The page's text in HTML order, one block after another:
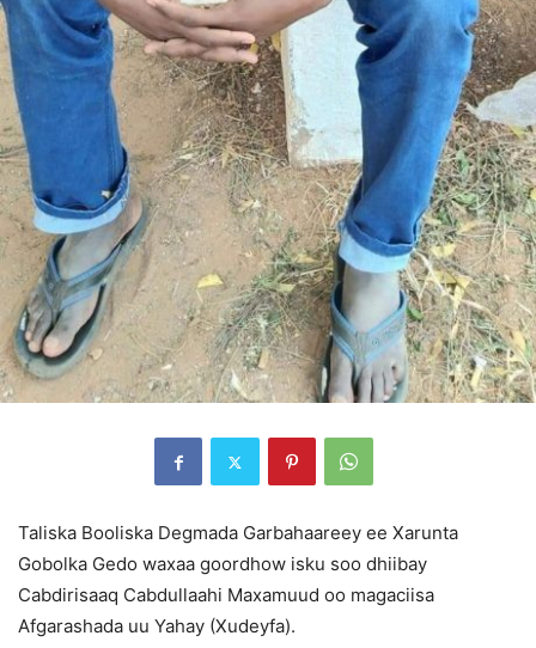
Taliska Booliska Degmada Garbahaareey ee Xarunta
Gobolka Gedo waxaa goordhow isku soo dhiibay
Cabdirisaaq Cabdullaahi Maxamuud oo magaciisa
Afgarashada uu Yahay (Xudeyfa).